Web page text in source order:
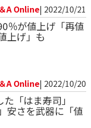
A Online| 2022/10/21
％が値上げ「再値
上げ」も
A Online| 2022/10/20
「はま寿司」
安さを武器に「値